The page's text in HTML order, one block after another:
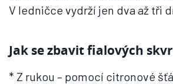
V ledničce vydrží jen dva až tři
Jak se zbavit fialových
* Z rukou – pomocí citronové